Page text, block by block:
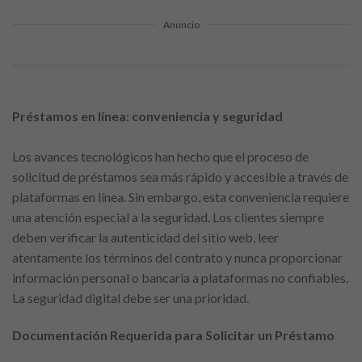
Anuncio
Préstamos en línea: conveniencia y seguridad
Los avances tecnológicos han hecho que el proceso de
solicitud de préstamos sea más rápido y accesible a través de
plataformas en línea. Sin embargo, esta conveniencia requiere
una atención especial a la seguridad. Los clientes siempre
deben verificar la autenticidad del sitio web, leer
atentamente los términos del contrato y nunca proporcionar
información personal o bancaria a plataformas no confiables.
La seguridad digital debe ser una prioridad.
Documentación Requerida para Solicitar un Préstamo